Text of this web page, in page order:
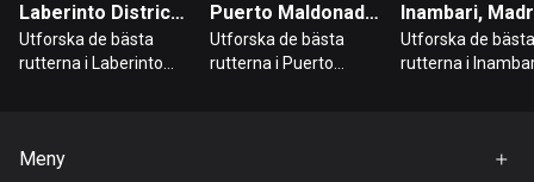
Danmark
21441 rutter
Laberinto District, Madre de Dios
Utforska de bästa
rutterna i Laberinto
Puerto Maldonado, Madre de Dios
Utforska de bästa
rutterna i Puerto
Utforska de bästa
rutterna i
Meny